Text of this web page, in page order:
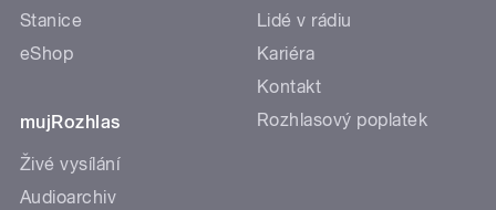
Stanice
eShop
mujRozhlas
Živé vysílání
Audioarchiv
Lidé v rádiu
Kariéra
Kontakt
Rozhlasový poplatek